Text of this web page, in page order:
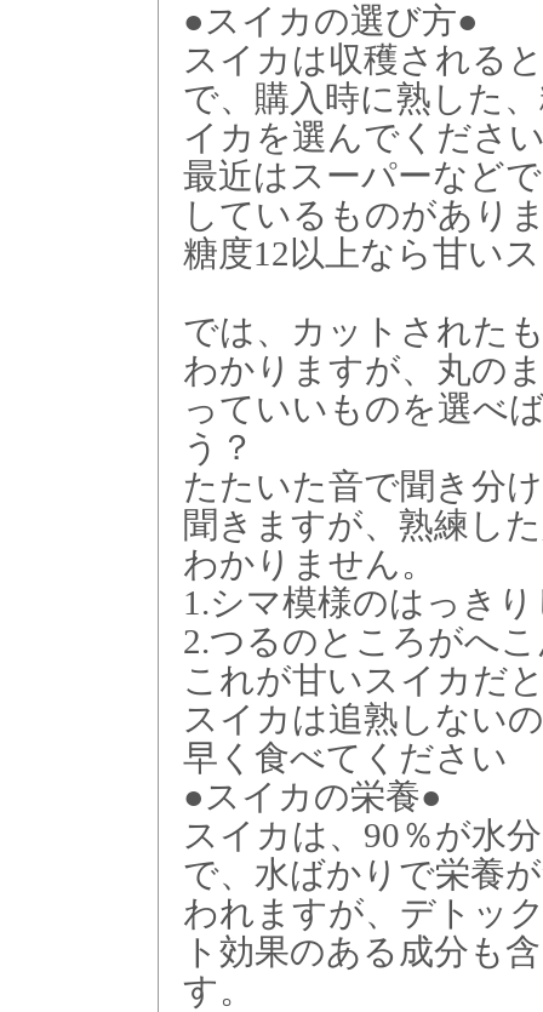
●スイカの選び方●
スイカは収穫される
で、購入時に熟した
イカを選んでくださ
最近はスーパーなど
しているものがあり
糖度12以上なら甘い
では、カットされた
わかりますが、丸の
っていいものを選べ
う？
たたいた音で聞き分
聞きますが、熟練し
わかりません。
1.シマ模様のはっき
2.つるのところがへ
これが甘いスイカだ
スイカは追熟しない
早く食べてください
●スイカの栄養●
スイカは、90％が水
で、水ばかりで栄養
われますが、デトッ
ト効果のある成分も
す。